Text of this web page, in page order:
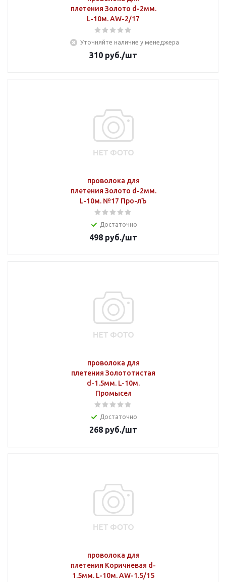
плетения Золото d-2мм.
L-10м. AW-2/17
Уточняйте наличие у менеджера
310 руб./шт
проволока для
плетения Золото d-2мм.
L-10м. №17 Про-лЪ
Достаточно
498 руб./шт
проволока для
плетения Золототистая
d-1.5мм. L-10м.
Промысел
Достаточно
268 руб./шт
проволока для
плетения Коричневая d-
1.5мм. L-10м. AW-1.5/15